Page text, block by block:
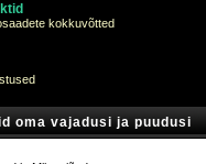
kokkuvõtted
oma vajadusi ja puudusi